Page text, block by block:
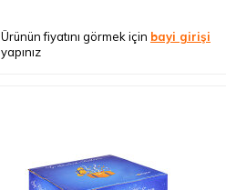
Ürünün fiyatını görmek için bayi girişi
yapınız